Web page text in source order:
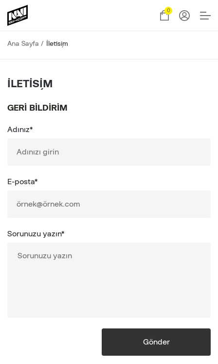
0
Ana Sayfa İletişim
İLETIŞIM
GERI BILDIRIM
Adınız*
E-posta*
Sorunuzu yazın*
Gönder